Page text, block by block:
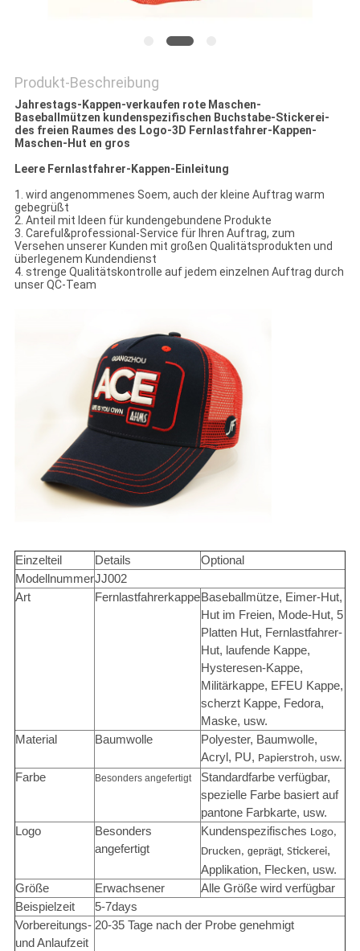
Produkt-Beschreibung
Jahrestags-Kappen-verkaufen rote Maschen-
Baseballmützen kundenspezifischen Buchstabe-Stickerei-
des freien Raumes des Logo-3D Fernlastfahrer-Kappen-
Maschen-Hut en gros
Leere Fernlastfahrer-Kappen-Einleitung
1. wird angenommenes Soem, auch der kleine Auftrag warm
gebegrüßt
2. Anteil mit Ideen für kundengebundene Produkte
3. Careful&professional-Service für Ihren Auftrag, zum
Versehen unserer Kunden mit großen Qualitätsprodukten und
überlegenem Kundendienst
4. strenge Qualitätskontrolle auf jedem einzelnen Auftrag durch
unser QC-Team
Einzelteil Details
Optional
ModellnummerJJ002
Art
FernlastfahrerkappeBaseballmütze, Eimer-Hut,
Hut im Freien, Mode-Hut, 5
Platten Hut, Fernlastfahrer-
Hut, laufende Kappe,
Hysteresen-Kappe,
Militärkappe, EFEU Kappe,
scherzt Kappe, Fedora,
Maske, usw.
Material
Baumwolle
Polyester, Baumwolle,
Acryl, PU, Papierstroh, usw.
Farbe Besonders angefertigt
Standardfarbe verfügbar,
spezielle Farbe basiert auf
pantone Farbkarte, usw.
Logo
Besonders
angefertigt
Kundenspezifisches Logo,
Drucken, geprägt, Stickerei,
Applikation, Flecken, usw.
Größe
Erwachsener
Alle Größe wird verfügbar
Beispielzeit
5-7days
Vorbereitungs-
und Anlaufzeit
20-35 Tage nach der Probe genehmigt